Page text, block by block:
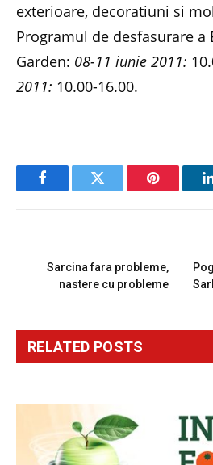
exterioare, decoratiuni si
Programul de desfasurare a
Garden: 08-11 iunie 2011:
2011: 10.00-16.00.
FacebookTwitter Pinterest
Sarcina fara probleme,
nastere cu probleme
RELATED POSTS